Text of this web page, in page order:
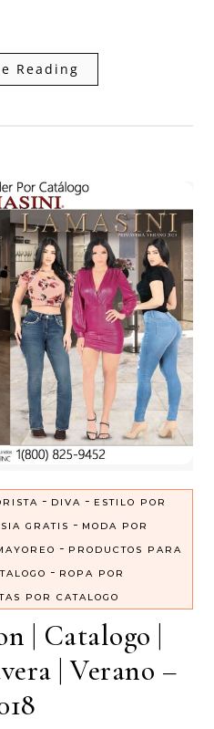
Reading
- DIVA - ESTILO POR
GRATIS - MODA POR
- PRODUCTOS PARA
- ROPA POR
POR CATALOGO
| Catalogo |
| Verano –